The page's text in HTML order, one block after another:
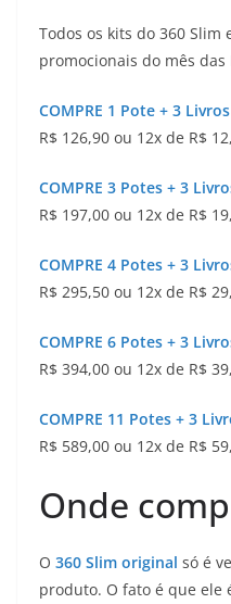
Todos os kits do 360 Slim
promocionais do mês das
COMPRE 1 Pote + 3
R$ 126,90 ou 12x de R$
COMPRE 3 Potes + 3
R$ 197,00 ou 12x de R$
COMPRE 4 Potes + 3
R$ 295,50 ou 12x de R$
COMPRE 6 Potes + 3
R$ 394,00 ou 12x de R$
COMPRE 11 Potes + 3
R$ 589,00 ou 12x de R$
Onde
O 360 Slim original só é
produto. O fato é que ele